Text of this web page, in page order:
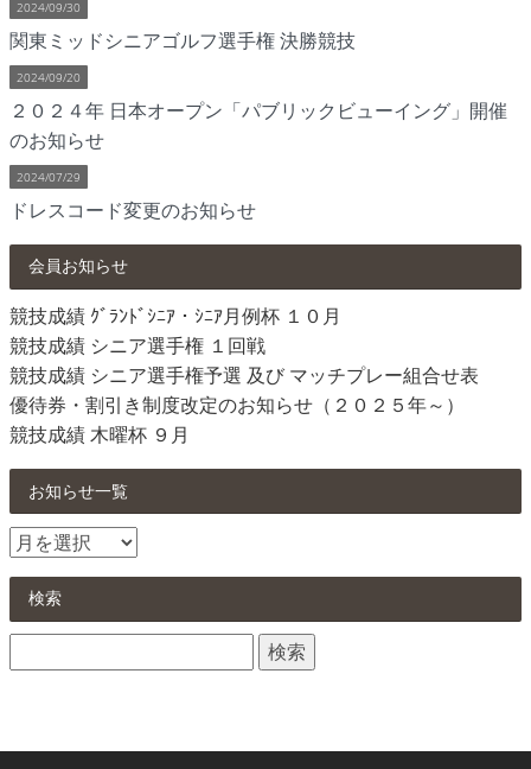
2024/09/30
関東ミッドシニアゴルフ選手権 決勝競技
2024/09/20
２０２４年 日本オープン「パブリックビューイング」開催
のお知らせ
2024/07/29
ドレスコード変更のお知らせ
会員お知らせ
競技成績 ｸﾞﾗﾝﾄﾞｼﾆｱ・ｼﾆｱ月例杯 １０月
競技成績 シニア選手権 １回戦
競技成績 シニア選手権予選 及び マッチプレー組合せ表
優待券・割引き制度改定のお知らせ（２０２５年～）
競技成績 木曜杯 ９月
お知らせ一覧
お
せ
検索
索: